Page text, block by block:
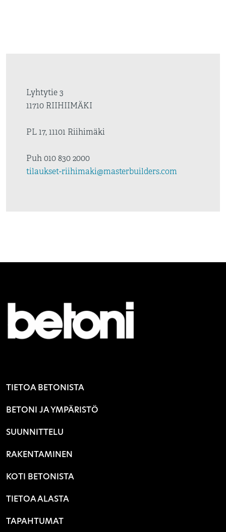
Lyhtytie 3
11710 RIIHIIMÄKI
PL 17, 11101 Riihimäki
Puh 010 830 2000
tilaukset-riihimaki@masterbuilders.com
TIETOA BETONISTA
BETONI JA YMPÄRISTÖ
SUUNNITTELU
RAKENTAMINEN
KOTI BETONISTA
TIETOA ALASTA
TAPAHTUMAT